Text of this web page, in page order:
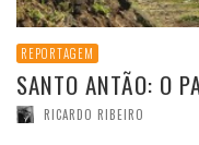
REPORTAGEM
SANTO ANTÃO: O
RICARDO RIBEIRO